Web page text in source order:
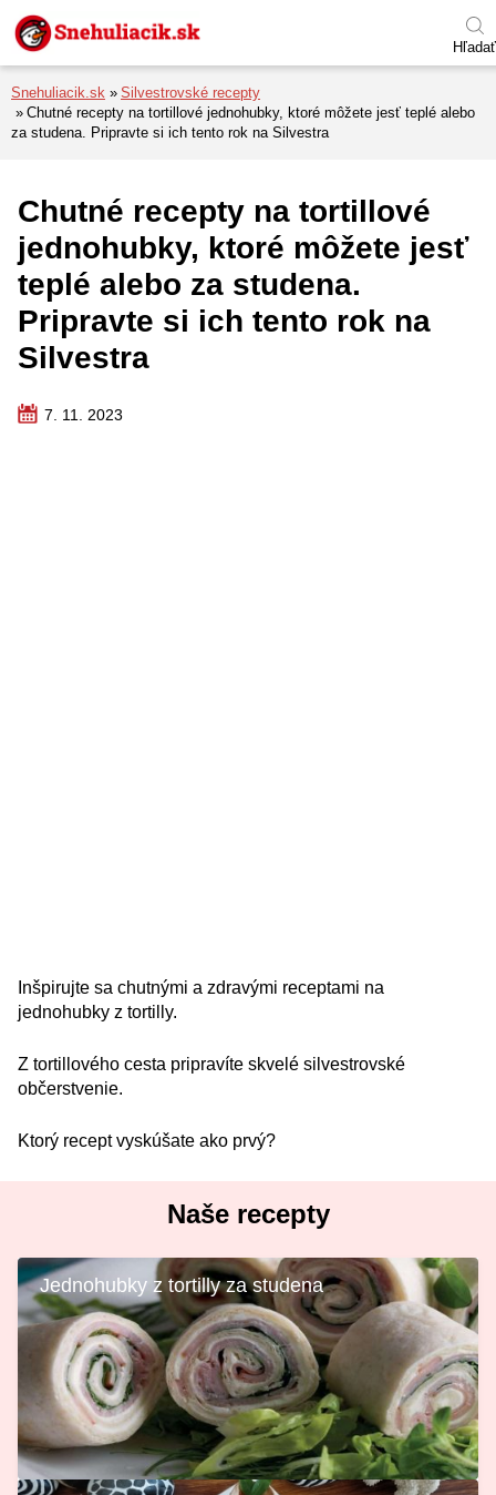
Preskočiť na menu
Preskočiť na obsah
Preskočiť na pätu
Hľadať
Snehuliacik.sk
Silvestrovské recepty
Chutné recepty na tortillové jednohubky, ktoré môžete jesť teplé alebo
za studena. Pripravte si ich tento rok na Silvestra
Chutné recepty na tortillové
jednohubky, ktoré môžete jesť
teplé alebo za studena.
Pripravte si ich tento rok na
Silvestra
7. 11. 2023
Inšpirujte sa chutnými a zdravými receptami na
jednohubky z tortilly.
Z tortillového cesta pripravíte skvelé silvestrovské
občerstvenie.
Ktorý recept vyskúšate ako prvý?
Naše recepty
Jednohubky z tortilly za studena